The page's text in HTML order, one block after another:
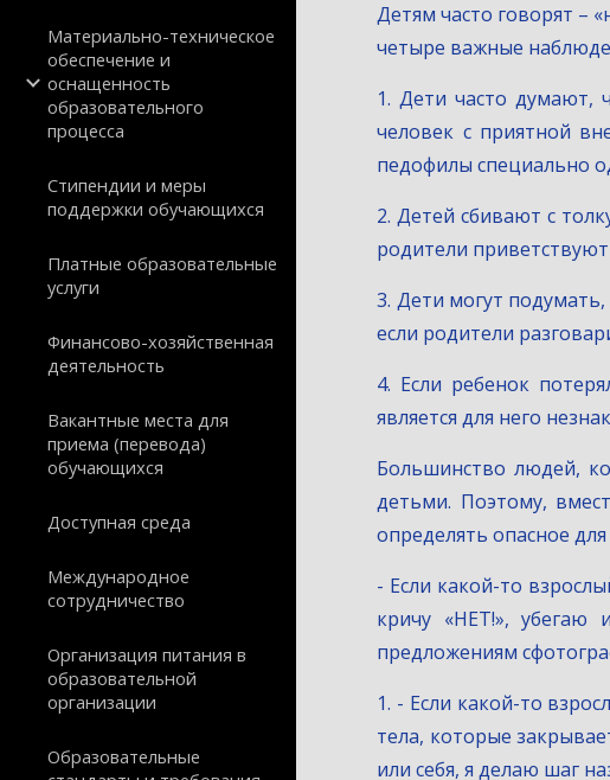
Материально-техническое
обеспечение и
оснащенность
образовательного
процесса
Стипендии и меры
поддержки обучающихся
Платные образовательные
услуги
Финансово-хозяйственная
деятельность
Вакантные места для
приема (перевода)
обучающихся
Доступная среда
Международное
сотрудничество
Организация питания в
образовательной
организации
Образовательные
Детям часто говорят –
четыре важные
1. Дети часто думают,
человек с приятной
педофилы специально
2. Детей сбивают с
родители
3. Дети могут
если родители
4. Если ребенок
является для него
Большинство людей,
детьми. Поэтому,
определять опасное
- Если какой-то
кричу «НЕТ!», убегаю
предложениям
1. - Если какой-то
тела, которые
или себя, я делаю шаг